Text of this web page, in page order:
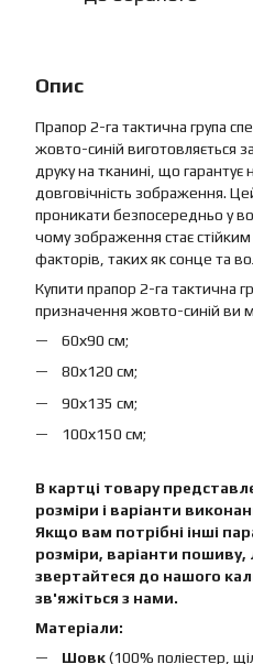
Опис
Прапор 2-га тактична група
жовто-синій виготовляється
друку на тканині, що гарантує
довговічність зображення.
проникати безпосередньо у
чому зображення стає
факторів, таких як сонце та
Купити прапор 2-га тактична
призначення жовто-синій ви
60х90 см;
80х120 см;
90х135 см;
100х150 см;
В картці товару
розміри і варіанти
Якщо вам потрібні інші
розміри, варіанти пошиву,
звертайтеся до нашого
зв'яжіться з нами.
Матеріали:
Шовк(100% поліестер,